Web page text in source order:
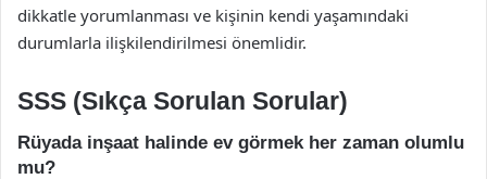
dikkatle yorumlanması ve kişinin kendi yaşamındaki
durumlarla ilişkilendirilmesi önemlidir.
SSS (Sıkça Sorulan Sorular)
Rüyada inşaat halinde ev görmek her zaman olumlu
mu?